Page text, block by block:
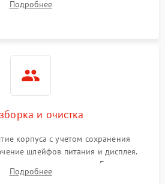
функций и считывание системных
Подробнее
и очистка
корпуса с учетом сохранения
шлейфов питания и дисплея.
плат от окислов и пыли. Бережная
объектива специализированными
Подробнее